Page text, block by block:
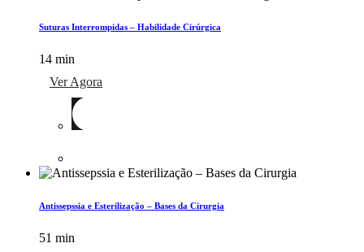
Suturas Interrompidas – Habilidade Cirúrgica
14 min
Ver Agora
Antissepssia e Esterilização – Bases da Cirurgia
51 min